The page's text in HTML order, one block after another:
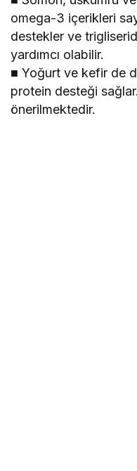
omega-3 içerikleri
destekler ve
yardımcı olabilir.
■ Yoğurt ve kefir de
protein desteği
önerilmektedir.